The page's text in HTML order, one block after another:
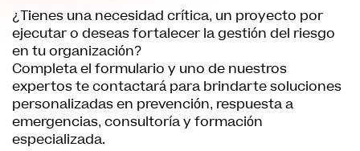
¿Tienes una necesidad crítica, un proyecto por
ejecutar o deseas fortalecer la gestión del riesgo
en tu organización?
Completa el formulario y uno de nuestros
expertos te contactará para brindarte soluciones
personalizadas en prevención, respuesta a
emergencias, consultoría y formación
especializada.